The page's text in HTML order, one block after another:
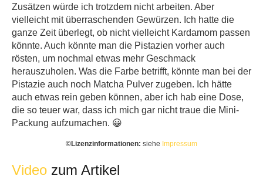
Zusätzen würde ich trotzdem nicht arbeiten. Aber
vielleicht mit überraschenden Gewürzen. Ich hatte die
ganze Zeit überlegt, ob nicht vielleicht Kardamom passen
könnte. Auch könnte man die Pistazien vorher auch
rösten, um nochmal etwas mehr Geschmack
herauszuholen. Was die Farbe betrifft, könnte man bei der
Pistazie auch noch Matcha Pulver zugeben. Ich hätte
auch etwas rein geben können, aber ich hab eine Dose,
die so teuer war, dass ich mich gar nicht traue die Mini-
Packung aufzumachen. 😀
©️Lizenzinformationen: siehe Impressum
Video zum Artikel